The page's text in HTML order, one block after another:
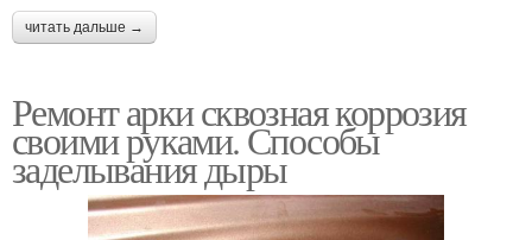
читать дальше →
Ремонт арки сквозная коррозия
своими руками. Способы
заделывания дыры